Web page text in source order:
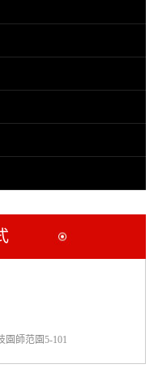
園師范園5-101